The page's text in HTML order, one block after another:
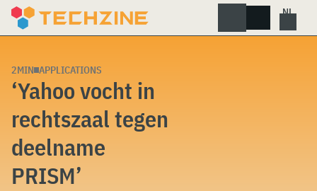
Skip
2MIN APPLICATIONS
‘Yahoo vocht in
rechtszaal tegen
deelname
PRISM’